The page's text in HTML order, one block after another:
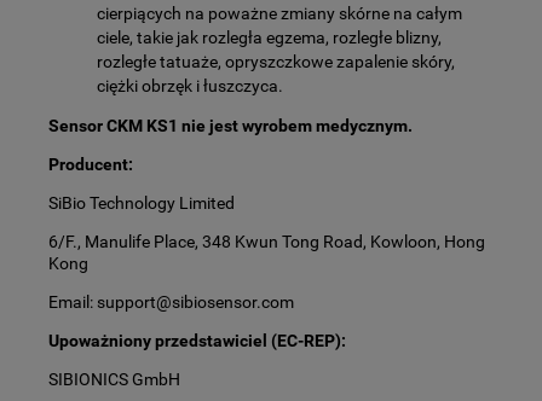
cierpiących na poważne zmiany skórne na całym
ciele, takie jak rozległa egzema, rozległe blizny,
rozległe tatuaże, opryszcz­kowe zapalenie skóry,
ciężki obrzęk i łuszczyca.
Sensor CKM KS1 nie jest wyrobem medycznym.
Producent:
SiBio Technology Limited
6/F., Manulife Place, 348 Kwun Tong Road, Kowloon, Hong
Kong
Email: support@sibiosensor.com
Upoważniony przedstawiciel (EC-REP):
SIBIONICS GmbH